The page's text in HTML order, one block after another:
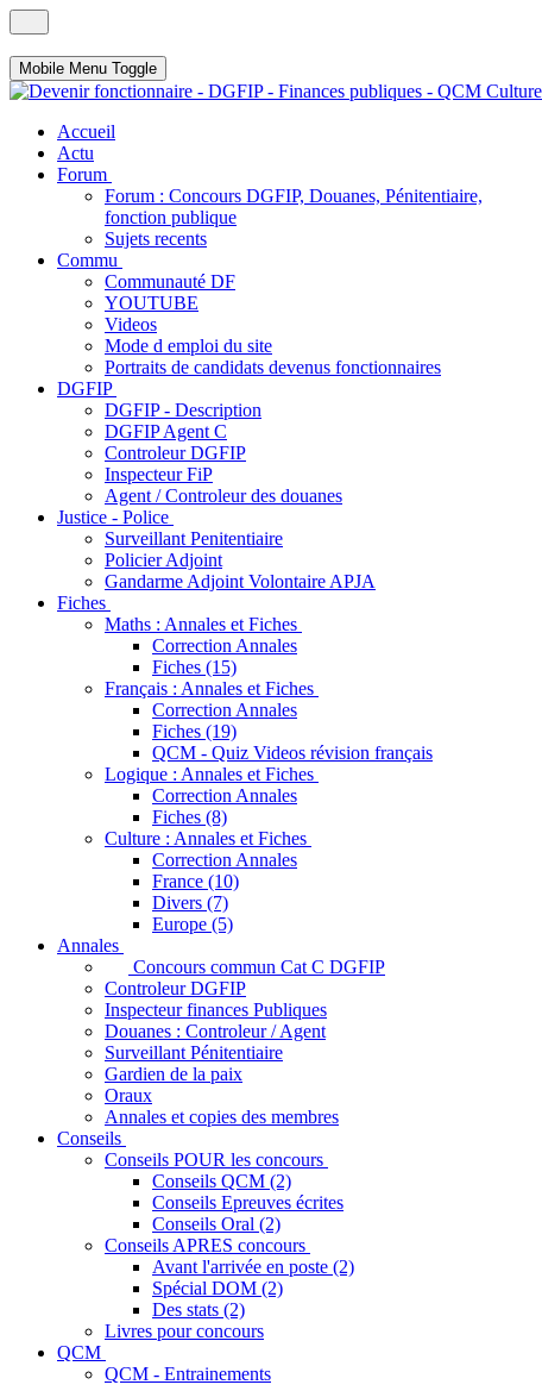
Mobile Menu Toggle
Accueil
Actu
Forum
Forum : Concours DGFIP, Douanes, Pénitentiaire,
fonction publique
Sujets recents
Commu
Communauté DF
YOUTUBE
Videos
Mode d emploi du site
Portraits de candidats devenus fonctionnaires
DGFIP
DGFIP - Description
DGFIP Agent C
Controleur DGFIP
Inspecteur FiP
Agent / Controleur des douanes
Justice - Police
Surveillant Penitentiaire
Policier Adjoint
Gandarme Adjoint Volontaire APJA
Fiches
Maths : Annales et Fiches
Correction Annales
Fiches (15)
Français : Annales et Fiches
Correction Annales
Fiches (19)
QCM - Quiz Videos révision français
Logique : Annales et Fiches
Correction Annales
Fiches (8)
Culture : Annales et Fiches
Correction Annales
France (10)
Divers (7)
Europe (5)
Annales
Concours commun Cat C DGFIP
Controleur DGFIP
Inspecteur finances Publiques
Douanes : Controleur / Agent
Surveillant Pénitentiaire
Gardien de la paix
Oraux
Annales et copies des membres
Conseils
Conseils POUR les concours
Conseils QCM (2)
Conseils Epreuves écrites
Conseils Oral (2)
Conseils APRES concours
Avant l'arrivée en poste (2)
Spécial DOM (2)
Des stats (2)
Livres pour concours
QCM
QCM - Entrainements